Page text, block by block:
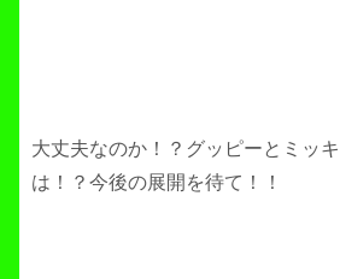
大丈夫なのか！？グッピーとミッ
は！？今後の展開を待て！！